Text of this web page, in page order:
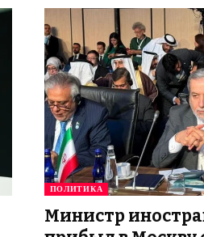
ПОЛИТИКА
Министр